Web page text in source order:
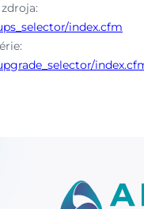
index.cfm